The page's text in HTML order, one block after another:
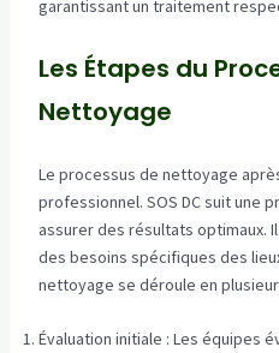
garantissant un traitement
Les Étapes du
Nettoyage
Le processus de nettoyage
professionnel. SOS DC suit une
assurer des résultats optimaux.
des besoins spécifiques des
nettoyage se déroule en
Évaluation initiale : Les équipes